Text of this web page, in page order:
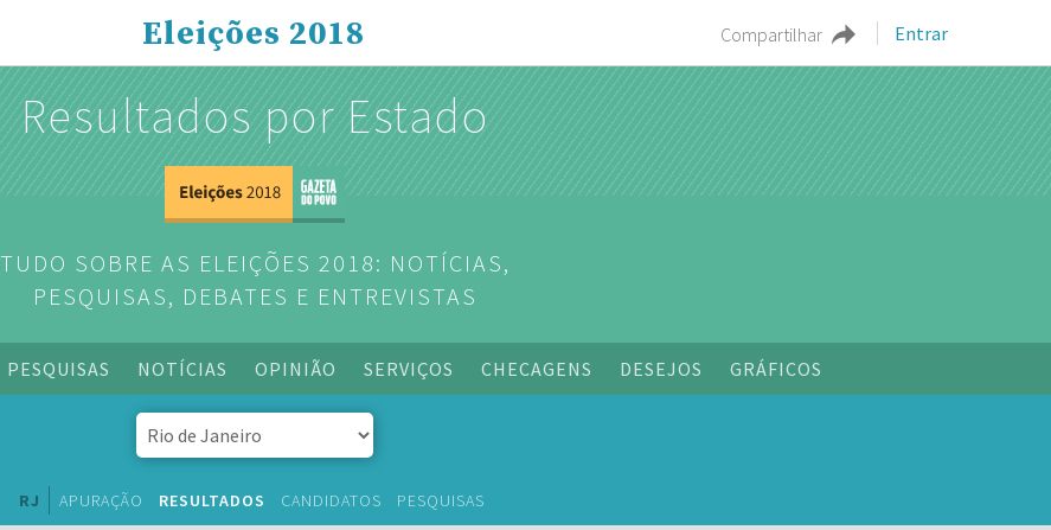
Compartilhar Entrar
Eleições 2018
Resultados por Estado
TUDO SOBRE AS ELEIÇÕES 2018: NOTÍCIAS,
PESQUISAS, DEBATES E ENTREVISTAS
PESQUISAS NOTÍCIAS OPINIÃO SERVIÇOS CHECAGENS DESEJOS GRÁFICOS
RJ APURAÇÃO RESULTADOS CANDIDATOS PESQUISAS